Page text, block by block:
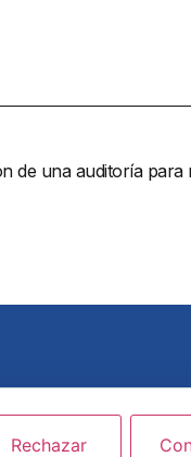
aviso legal
Rechazar